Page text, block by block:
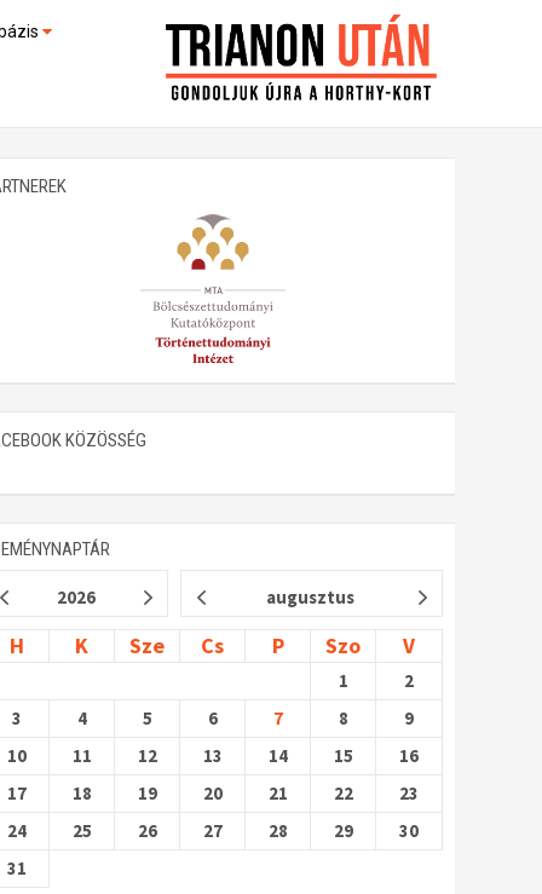
(feltöltés alatt)
KÖZÖSSÉG
2026 augusztus
H K Sze Cs P Szo V
1
2
3
4 5 6 7 8
9
10
11 12 13 14 15
16
17
18 19 20 21 22
23
24
25 26 27 28 29
30
31